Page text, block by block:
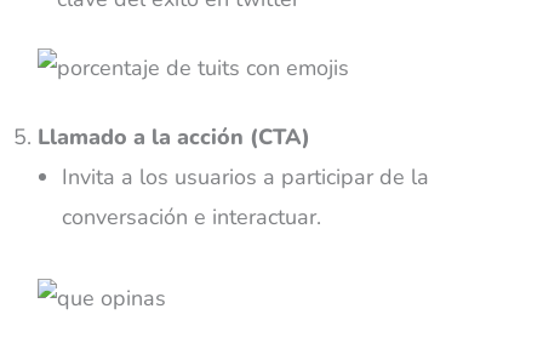
Llamado a la acción (CTA)
Invita a los usuarios a participar de la
conversación e interactuar.